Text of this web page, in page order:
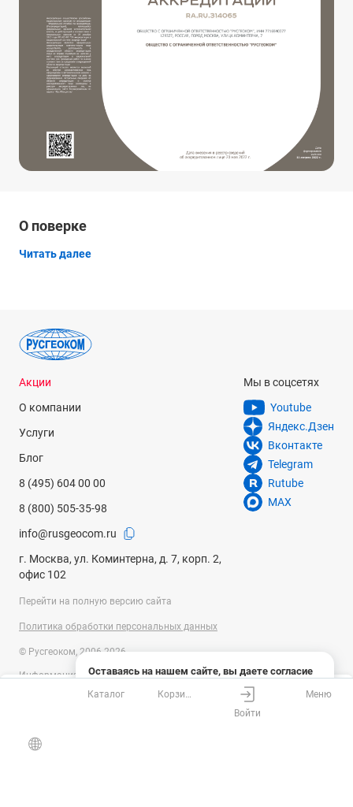
О поверке
Читать далее
Оставаясь на нашем сайте, вы даете согласие
на использование файлов cookies и сбор данных
системами веб-аналитики
Акции
О компании
Услуги
Блог
8 (495) 604 00 00
8 (800) 505-35-98
info@rusgeocom.ru
г. Москва, ул. Коминтерна, д. 7, корп. 2,
офис 102
Мы в соцсетях
Youtube
Яндекс.Дзен
Вконтакте
Telegram
Rutube
MAX
Перейти на полную версию сайта
Политика обработки персональных данных
© Русгеоком, 2006-2026
Информация на сайте носит справочный характер и не является
публичной офертой, определяемой положениями Статьи 437
Гражданского кодекса Российской Федерации. Технические
изменены производителем без предварительного уведомления.
Уточняйте информацию у наших менеджеров.
Каталог
Корзина
Войти
Меню